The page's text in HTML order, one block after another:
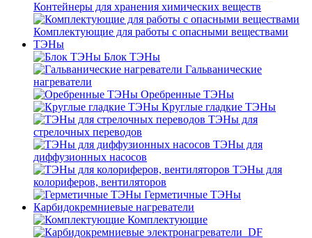
Контейнеры для хранения химических веществ
Комплектующие для работы с опасными веществами
ТЭНы
Блок ТЭНы
Гальванические
нагреватели
Оребренные ТЭНы
Круглые гладкие ТЭНы
ТЭНы для
стрелочных переводов
ТЭНы для
диффузионных насосов
ТЭНы для
колориферов, вентиляторов
Герметичные ТЭНы
Карбидокремниевые нагреватели
Комплектующие